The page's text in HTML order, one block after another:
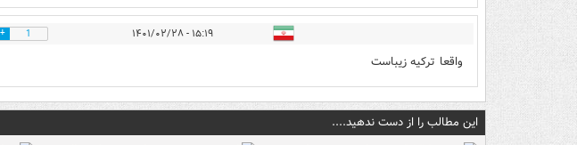
۱۵:۱۹ - ۱۴۰۱/۰۲/۲۸ 1
واقعا ترکیه زیباست
این مطالب را از دست ندهید....